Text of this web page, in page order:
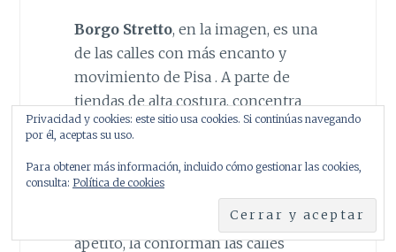
Borgo Stretto, en la imagen, es una
de las calles con más encanto y
movimiento de Pisa . A parte de
tiendas de alta costura, concentra
también gran número de
Otra zona repleta de cafeterías
y pastelerías en los que saciar tu
apetito, la conforman las calles
Privacidad y cookies: este sitio usa cookies. Si continúas navegando
por él, aceptas su uso.
Para obtener más información, incluido cómo gestionar las cookies,
consulta: Política de cookies